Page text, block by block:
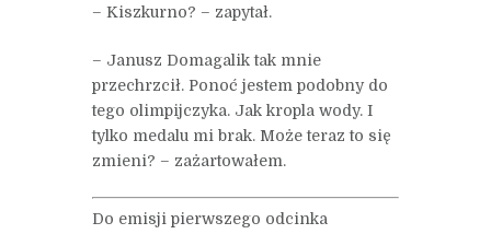
– Kiszkurno? – zapytał.
– Janusz Domagalik tak mnie
przechrzcił. Ponoć jestem podobny do
tego olimpijczyka. Jak kropla wody. I
tylko medalu mi brak. Może teraz to się
zmieni? – zażartowałem.
Do emisji pierwszego odcinka